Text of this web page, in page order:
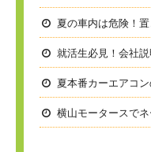
夏の車内は危険！
就活生必見！会社
夏本番カーエアコ
横山モータースで